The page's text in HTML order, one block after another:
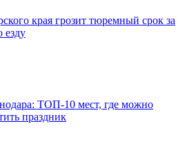
края грозит тюремный срок за
езду
ТОП-10 мест, где можно
праздник